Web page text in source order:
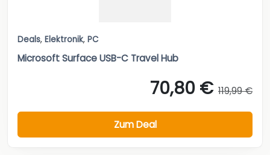
Deals, Elektronik, PC
Microsoft Surface USB-C Travel Hub
70,80 € 119,99 €
Zum Deal